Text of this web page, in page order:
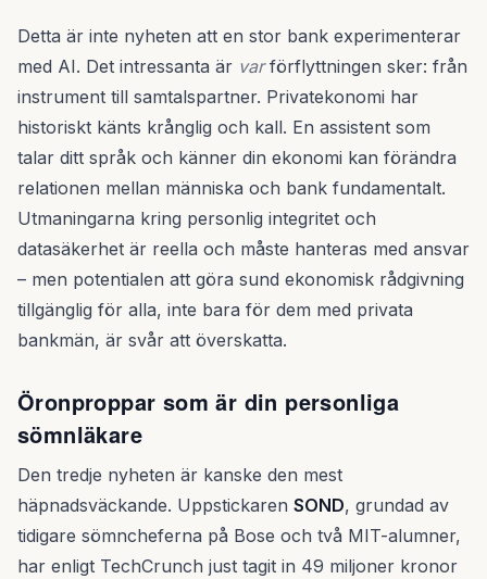
Detta är inte nyheten att en stor bank experimenterar
med AI. Det intressanta är varförflyttningen sker: från
instrument till samtalspartner. Privatekonomi har
historiskt känts krånglig och kall. En assistent som
talar ditt språk och känner din ekonomi kan förändra
relationen mellan människa och bank fundamentalt.
Utmaningarna kring personlig integritet och
datasäkerhet är reella och måste hanteras med ansvar
– men potentialen att göra sund ekonomisk rådgivning
tillgänglig för alla, inte bara för dem med privata
bankmän, är svår att överskatta.
Öronproppar som är din personliga
sömnläkare
Den tredje nyheten är kanske den mest
häpnadsväckande. Uppstickaren SOND, grundad av
tidigare sömncheferna på Bose och två MIT-alumner,
har enligt TechCrunch just tagit in 49 miljoner kronor